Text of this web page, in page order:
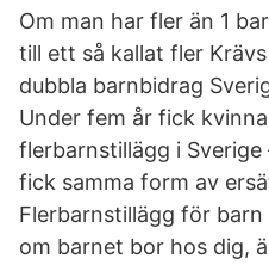
Om man har fler än 1
till ett så kallat fler
dubbla barnbidrag
Under fem år fick
flerbarnstillägg i
fick samma form av
Flerbarnstillägg för
om barnet bor hos dig,